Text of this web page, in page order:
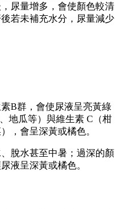
尿量增多，會使顏色較清
若未補充水分，尿量減少
B群，會使尿液呈亮黃綠
地瓜等）與維生素 C（柑
，會呈深黃或橘色。
脫水甚至中暑；過深的顏
液呈深黃或橘色。